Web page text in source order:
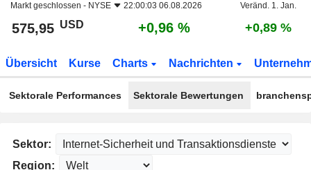
Markt geschlossen - NYSE 22:00:03 06.08.2026 Veränd. 1. Jan.
575,95 USD +0,96 % +0,89 %
Übersicht Kurse Charts Nachrichten
Sektorale Performances Sektorale Bewertungen
Sektor:
Region: